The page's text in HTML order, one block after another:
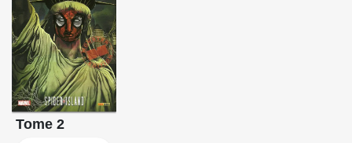
Tome 2